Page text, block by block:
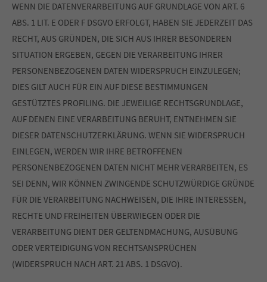
WENN DIE DATENVERARBEITUNG AUF GRUNDLAGE VON ART. 6
ABS. 1 LIT. E ODER F DSGVO ERFOLGT, HABEN SIE JEDERZEIT DAS
RECHT, AUS GRÜNDEN, DIE SICH AUS IHRER BESONDEREN
SITUATION ERGEBEN, GEGEN DIE VERARBEITUNG IHRER
PERSONENBEZOGENEN DATEN WIDERSPRUCH EINZULEGEN;
DIES GILT AUCH FÜR EIN AUF DIESE BESTIMMUNGEN
GESTÜTZTES PROFILING. DIE JEWEILIGE RECHTSGRUNDLAGE,
AUF DENEN EINE VERARBEITUNG BERUHT, ENTNEHMEN SIE
DIESER DATENSCHUTZERKLÄRUNG. WENN SIE WIDERSPRUCH
EINLEGEN, WERDEN WIR IHRE BETROFFENEN
PERSONENBEZOGENEN DATEN NICHT MEHR VERARBEITEN, ES
SEI DENN, WIR KÖNNEN ZWINGENDE SCHUTZWÜRDIGE GRÜNDE
FÜR DIE VERARBEITUNG NACHWEISEN, DIE IHRE INTERESSEN,
RECHTE UND FREIHEITEN ÜBERWIEGEN ODER DIE
VERARBEITUNG DIENT DER GELTENDMACHUNG, AUSÜBUNG
ODER VERTEIDIGUNG VON RECHTSANSPRÜCHEN
(WIDERSPRUCH NACH ART. 21 ABS. 1 DSGVO).